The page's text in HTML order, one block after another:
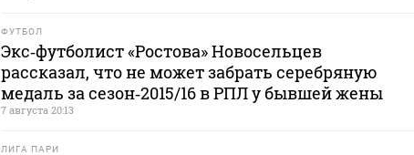
ФУТБОЛ
Экс‑футболист «Ростова» Новосельцев
рассказал, что не может забрать серебряную
медаль за сезон‑2015/16 в РПЛ у бывшей жены
7 августа 20:13
ЛИГА ПАРИ